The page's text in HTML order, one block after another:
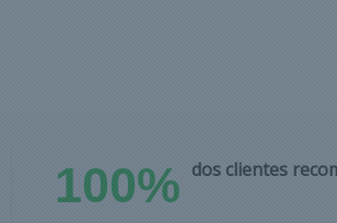
100% dos clientes